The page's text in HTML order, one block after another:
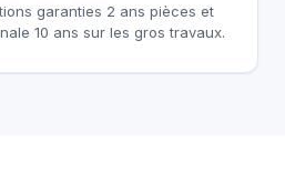
garanties 2 ans pièces et
10 ans sur les gros travaux.